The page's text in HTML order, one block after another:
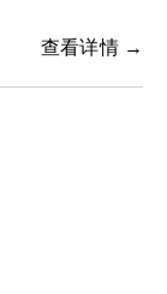
查看详情 →